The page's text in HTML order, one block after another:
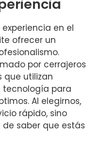
en el
ofrecer un
por cerrajeros
utilizan
para
Al elegirnos,
rápido, sino
saber que estás